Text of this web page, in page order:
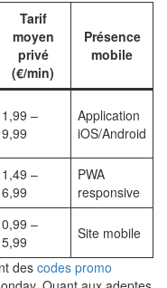
Tarif
moyen
privé
(€/min)
Présence
mobile
1,99 –
9,99
Application
iOS/Android
1,49 –
6,99
PWA
responsive
0,99 –
5,99
Site mobile
des codes promo